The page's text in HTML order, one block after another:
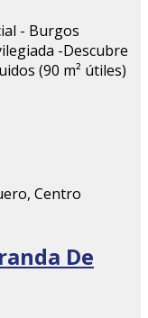
- Burgos
-Descubre
(90 m² útiles)
De